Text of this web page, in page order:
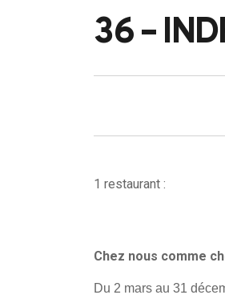
36 –
1 restaurant :
Chez nous comme
Du 2 mars au 31